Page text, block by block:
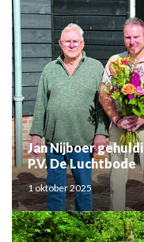
Jan Nijboer
P.V. De Luchtbode
1 oktober 2025